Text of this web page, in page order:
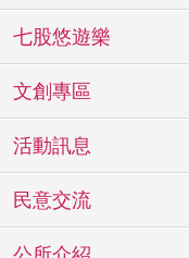
七股悠遊樂
文創專區
活動訊息
民意交流